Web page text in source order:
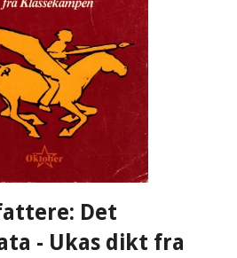
Det
- Ukas dikt fra